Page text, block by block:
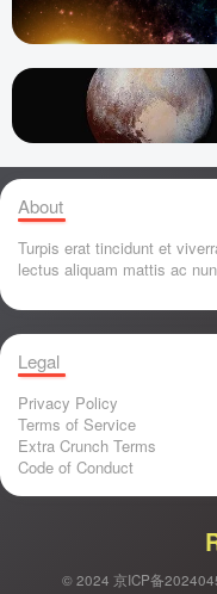
About
Turpis erat tincidunt et
lectus aliquam mattis ac
Legal
Privacy Policy
Terms of Service
Extra Crunch Terms
Code of Conduct
© 2024 京ICP备